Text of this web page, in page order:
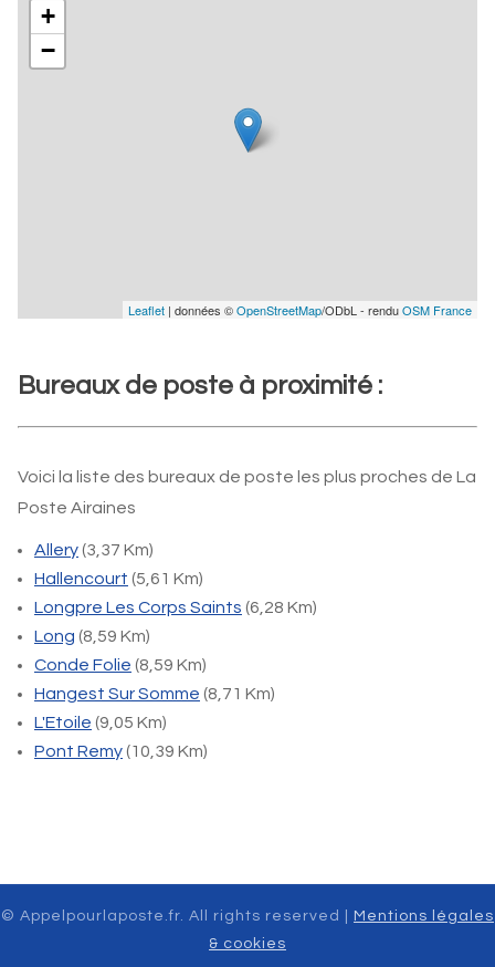
+
−
Leaflet | données ©OpenStreetMap/ODbL - renduOSM France
Bureaux de poste à proximité :
Voici la liste des bureaux de poste les plus proches de La
Poste Airaines
Allery(3,37 Km)
Hallencourt (5,61 Km)
Longpre Les Corps Saints (6,28 Km)
Long (8,59 Km)
Conde Folie (8,59 Km)
Hangest Sur Somme (8,71 Km)
L'Etoile (9,05 Km)
Pont Remy(10,39 Km)
© Appelpourlaposte.fr. All rights reserved |
Mentions légales
& cookies